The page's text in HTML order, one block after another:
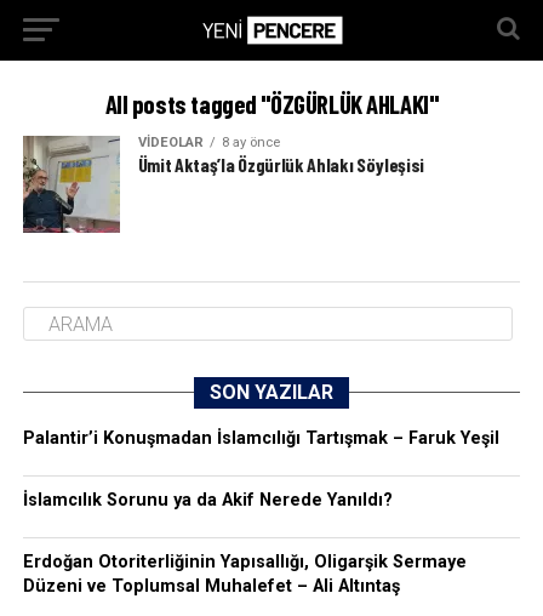
All posts tagged "ÖZGÜRLÜK AHLAKI"
VIDEOLAR 8 ay önce
Ümit Aktaş’la Özgürlük Ahlakı Söyleşisi
SON YAZILAR
Palantir’i Konuşmadan İslamcılığı Tartışmak – Faruk Yeşil
İslamcılık Sorunu ya da Akif Nerede Yanıldı?
Erdoğan Otoriterliğinin Yapısallığı, Oligarşik Sermaye
Düzeni ve Toplumsal Muhalefet – Ali Altıntaş